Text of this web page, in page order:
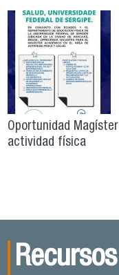
Oportunidad
actividad física